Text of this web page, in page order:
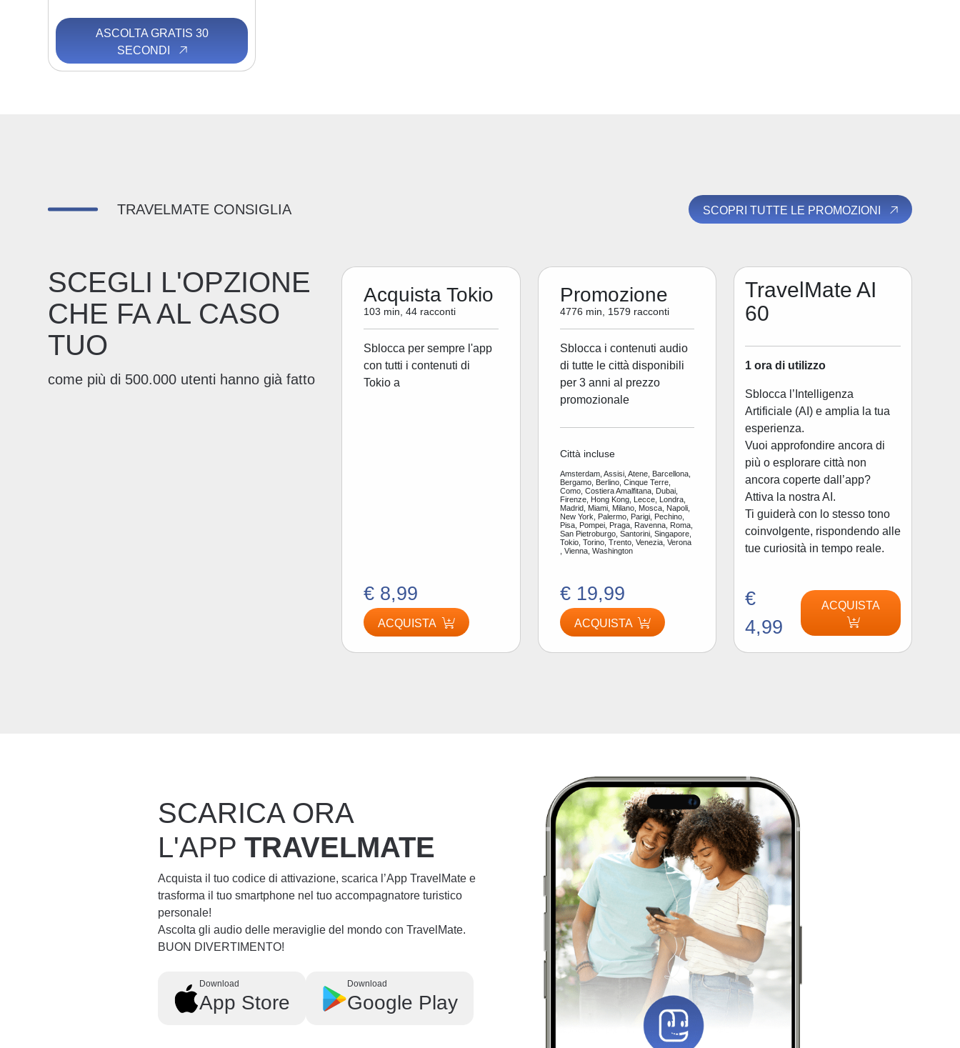
ASCOLTA GRATIS 30
SECONDI
TRAVELMATE CONSIGLIA SCOPRI TUTTE LE PROMOZIONI
SCEGLI L'OPZIONE
CHE FA AL CASO
TUO
come più di 500.000 utenti hanno già fatto
Acquista Tokio
103 min, 44 racconti
Sblocca per sempre l'app
con tutti i contenuti di
Tokio a
€ 8,99
ACQUISTA
Promozione
4776 min, 1579 racconti
Sblocca i contenuti audio
di tutte le città disponibili
per 3 anni al prezzo
promozionale
Città incluse
Amsterdam, Assisi, Atene, Barcellona,
Bergamo, Berlino, Cinque Terre,
Como, Costiera Amalfitana, Dubai,
Firenze, Hong Kong, Lecce, Londra,
Madrid, Miami, Milano, Mosca, Napoli,
New York, Palermo, Parigi, Pechino,
Pisa, Pompei, Praga, Ravenna, Roma,
San Pietroburgo, Santorini, Singapore,
Tokio, Torino, Trento, Venezia, Verona
, Vienna, Washington
€ 19,99
ACQUISTA
TravelMate AI
60
1 ora di utilizzo
Sblocca l’Intelligenza
Artificiale (AI) e amplia la tua
esperienza.
Vuoi approfondire ancora di
più o esplorare città non
ancora coperte dall’app?
Attiva la nostra AI.
Ti guiderà con lo stesso tono
coinvolgente, rispondendo alle
tue curiosità in tempo reale.
€
4,99
ACQUISTA
SCARICA ORA
L'APPTRAVELMATE
Acquista il tuo codice di attivazione, scarica l’App TravelMate e
trasforma il tuo smartphone nel tuo accompagnatore turistico
personale!
Ascolta gli audio delle meraviglie del mondo con TravelMate.
BUON DIVERTIMENTO!
Download
App Store
Download
Google Play